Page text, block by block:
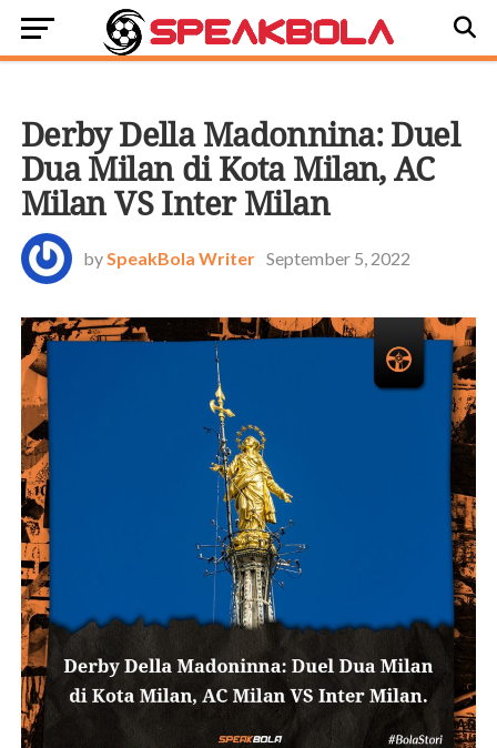
Derby Della Madonnina: Duel
Dua Milan di Kota Milan, AC
Milan VS Inter Milan
bySpeakBola Writer September 5, 2022